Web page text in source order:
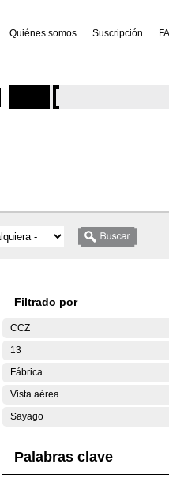
Quiénes somos Suscripción
Filtrado por
CCZ
13
Fábrica
Vista aérea
Sayago
Palabras clave